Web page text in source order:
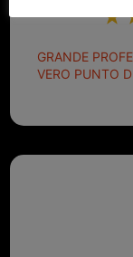
GRANDE
VERO PUNTO